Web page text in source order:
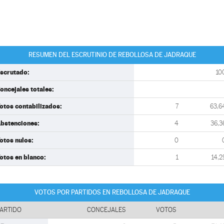
RESUMEN DEL ESCRUTINIO DE REBOLLOSA DE JADRAQUE
totales:
contabilizados: 7
4
nulos: 0
en blanco: 1
VOTOS POR PARTIDOS EN REBOLLOSA DE JADRAQUE
CONCEJALES VOTOS